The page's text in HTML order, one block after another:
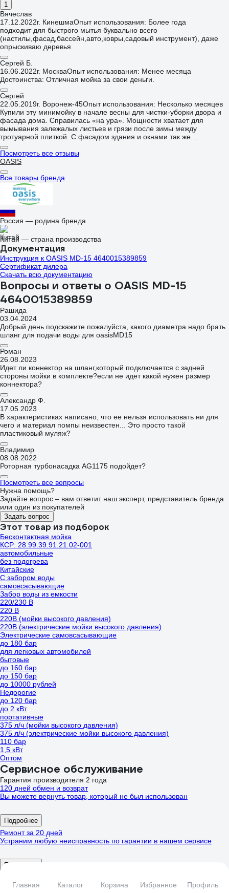
Главная Каталог Корзина Избранное Профиль
1
Вячеслав
17.12.2022г. КинешмаОпыт использования: Более года
подходит для быстрого мытья буквально всего
(настилы,фасад,бассейн,авто,ковры,садовый инструмент), даже
опрыскиваю деревья
Сергей Б.
16.06.2022г. МоскваОпыт использования: Менее месяца
Достоинства: Отличная мойка за свои деньги.
Сергей
22.05.2019г. Воронеж-45Опыт использования: Несколько месяцев
Купили эту минимойку в начале весны для чистки-уборки двора и
фасада дома. Справилась «на ура». Мощности хватает для
вымывания залежалых листьев и грязи после зимы между
тротуарной плиткой. С фасадом здания и окнами так же
справилась без проблем. Супруг для мытья машины использует,
доволен. Места занимает немного, прочная, пластик не хлипкий.
Удобные колёсики, мойка не переворачивается, когда её везёшь,
таскать на руках не приходится. Хотелось бы электрический шнур
подлиннее, тк для большого двора приходится использовать
удлинители, да и вокруг машины тоже впритык. В целом, довольны
приобретением.
Посмотреть все отзывы
OASIS
Все товары бренда
Россия — родина бренда
Китай — страна производства
Документация
Инструкция к OASIS MD-15 4640015389859
Сертификат дилера
Скачать всю документацию
Вопросы и ответы о OASIS MD-15
4640015389859
Рашида
03.04.2024
Добрый день подскажите пожалуйста, какого диаметра надо брать
шланг для подачи воды для oasisMD15
Роман
26.08.2023
Идет ли коннектор на шланг,который подключается с задней
стороны мойки в комплекте?если не идет какой нужен размер
коннектора?
Александр Ф.
17.05.2023
В характеристиках написано, что ее нельзя использовать ни для
чего и материал помпы неизвестен... Это просто такой
пластиковый муляж?
Владимир
08.08.2022
Роторная турбонасадка AG1175 подойдет?
Посмотреть все вопросы
Нужна помощь?
Задайте вопрос – вам ответит наш эксперт, представитель бренда
или один из покупателей
Задать вопрос
Этот товар из подборок
Бесконтактная мойка
КСР: 28.99.39.91.21.02-001
автомобильные
без подогрева
Китайские
С забором воды
самовсасывающие
Забор воды из емкости
220/230 В
220 В
220В (мойки высокого давления)
220В (электрические мойки высокого давления)
Электрические самовсасывающие
до 180 бар
для легковых автомобилей
бытовые
до 160 бар
до 150 бар
до 10000 рублей
Недорогие
до 120 бар
до 2 кВт
портативные
375 л/ч (мойки высокого давления)
375 л/ч (электрические мойки высокого давления)
110 бар
1,5 кВт
Оптом
Сервисное обслуживание
Гарантия производителя 2 года
120 дней обмен и возврат
Вы можете вернуть товар, который не был использован
Подробнее
Ремонт за 20 дней
Устраним любую неисправность по гарантии в нашем сервисе
Подробнее
Обращайтесь за обслуживанием в авторизованные сервисы